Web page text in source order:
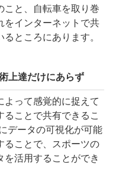
こと、自転車を取り巻
をインターネットで共
ところにあります。
上達だけにあらず
って感覚的に捉えて
ことで共有できるこ
データの可視化が可能
ることで、スポーツの
を活用することができ